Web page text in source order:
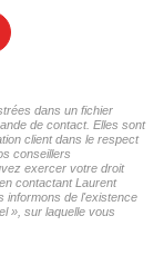
dans un fichier
de contact. Elles sont
client dans le respect
conseillers
exercer votre droit
contactant Laurent
informons de l'existence
», sur laquelle vous